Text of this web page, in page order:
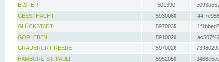
ELSTER
501390
GEESTHACHT
5930060
GLÜCKSTADT
5970035
GORLEBEN
5910020
GRAUERORT REEDE
5970026
HAMBURG ST. PAULI
5952050